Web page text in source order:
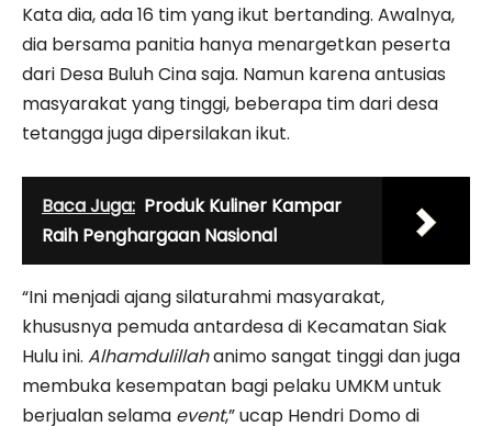
Kata dia, ada 16 tim yang ikut bertanding. Awalnya,
dia bersama panitia hanya menargetkan peserta
dari Desa Buluh Cina saja. Namun karena antusias
masyarakat yang tinggi, beberapa tim dari desa
tetangga juga dipersilakan ikut.
Baca Juga: Produk Kuliner Kampar
Raih Penghargaan Nasional
“Ini menjadi ajang silaturahmi masyarakat,
khususnya pemuda antardesa di Kecamatan Siak
Hulu ini. Alhamdulillahanimo sangat tinggi dan juga
membuka kesempatan bagi pelaku UMKM untuk
berjualan selama event,” ucap Hendri Domo di